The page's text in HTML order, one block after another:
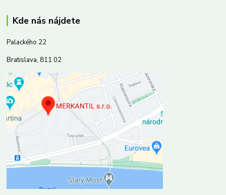
Kde nás nájdete
Palackého 22
Bratislava, 811 02